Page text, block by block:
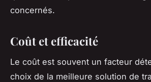
concernés.
Coût et efficacité
Le coût est souvent un facteur
choix de la meilleure solution de